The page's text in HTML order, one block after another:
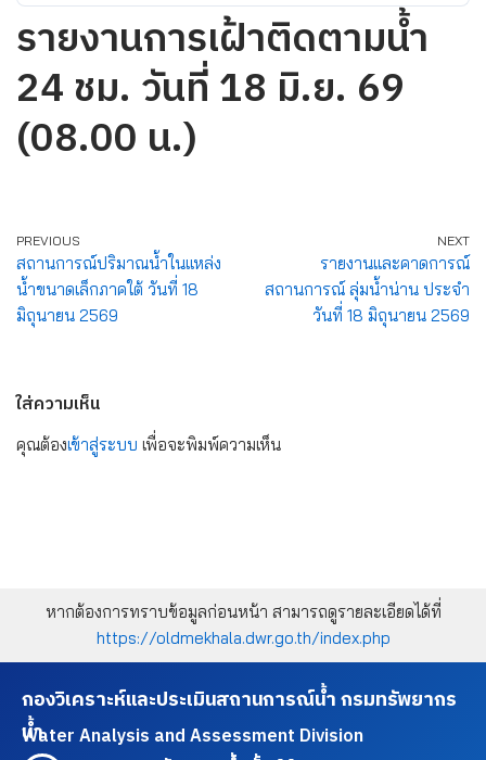
รายงานการเฝ้าติดตามน้ำ
24 ชม. วันที่ 18 มิ.ย. 69
(08.00 น.)
PREVIOUS
สถานการณ์ปริมาณน้ำในแหล่ง
น้ำขนาดเล็กภาคใต้ วันที่ 18
มิถุนายน 2569
NEXT
รายงานและคาดการณ์
สถานการณ์ ลุ่มน้ำน่าน ประจำ
วันที่ 18 มิถุนายน 2569
ใส่ความเห็น
คุณต้องเข้าสู่ระบบ เพื่อจะพิมพ์ความเห็น
หากต้องการทราบข้อมูลก่อนหน้า สามารถดูรายละเอียดได้ที่
https://oldmekhala.dwr.go.th/index.php
กองวิเคราะห์และประเมินสถานการณ์น้ำ กรมทรัพยากร
น้ำ
Water Analysis and Assessment Division